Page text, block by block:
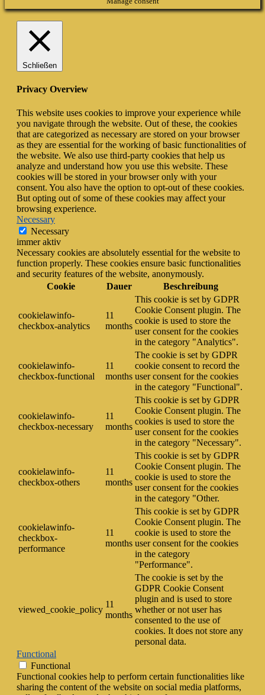
Schließen
Privacy Overview
This website uses cookies to improve your experience while
you navigate through the website. Out of these, the cookies
that are categorized as necessary are stored on your browser
as they are essential for the working of basic functionalities of
the website. We also use third-party cookies that help us
analyze and understand how you use this website. These
cookies will be stored in your browser only with your
consent. You also have the option to opt-out of these cookies.
But opting out of some of these cookies may affect your
browsing experience.
Necessary
Necessary
immer aktiv
Necessary cookies are absolutely essential for the website to
function properly. These cookies ensure basic functionalities
and security features of the website, anonymously.
Cookie
Dauer Beschreibung
cookielawinfo-
checkbox-analytics
11
months
This cookie is set by GDPR
Cookie Consent plugin. The
cookie is used to store the
user consent for the cookies
in the category "Analytics".
cookielawinfo-
checkbox-functional
11
months
The cookie is set by GDPR
cookie consent to record the
user consent for the cookies
in the category "Functional".
cookielawinfo-
checkbox-necessary
11
months
This cookie is set by GDPR
Cookie Consent plugin. The
cookies is used to store the
user consent for the cookies
in the category "Necessary".
cookielawinfo-
checkbox-others
11
months
This cookie is set by GDPR
Cookie Consent plugin. The
cookie is used to store the
user consent for the cookies
in the category "Other.
cookielawinfo-
checkbox-
performance
11
months
This cookie is set by GDPR
Cookie Consent plugin. The
cookie is used to store the
user consent for the cookies
in the category
"Performance".
viewed_cookie_policy
11
months
The cookie is set by the
GDPR Cookie Consent
plugin and is used to store
whether or not user has
consented to the use of
cookies. It does not store any
personal data.
Functional
Functional
Functional cookies help to perform certain functionalities like
sharing the content of the website on social media platforms,